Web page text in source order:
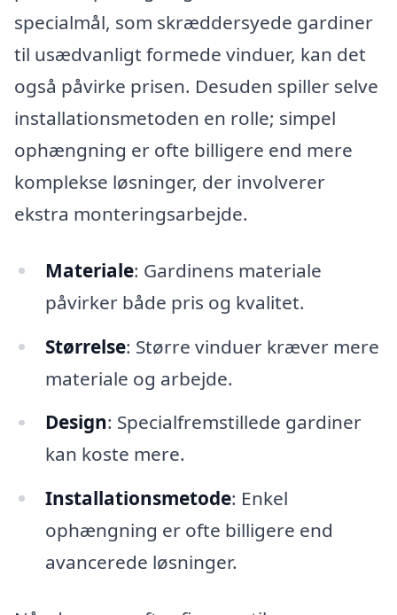
specialmål, som skræddersyede gardiner
til usædvanligt formede vinduer, kan det
også påvirke prisen. Desuden spiller selve
installationsmetoden en rolle; simpel
ophængning er ofte billigere end mere
komplekse løsninger, der involverer
ekstra monteringsarbejde.
Materiale: Gardinens materiale
påvirker både pris og kvalitet.
Størrelse: Større vinduer kræver mere
materiale og arbejde.
Design: Specialfremstillede gardiner
kan koste mere.
Installationsmetode: Enkel
ophængning er ofte billigere end
avancerede løsninger.